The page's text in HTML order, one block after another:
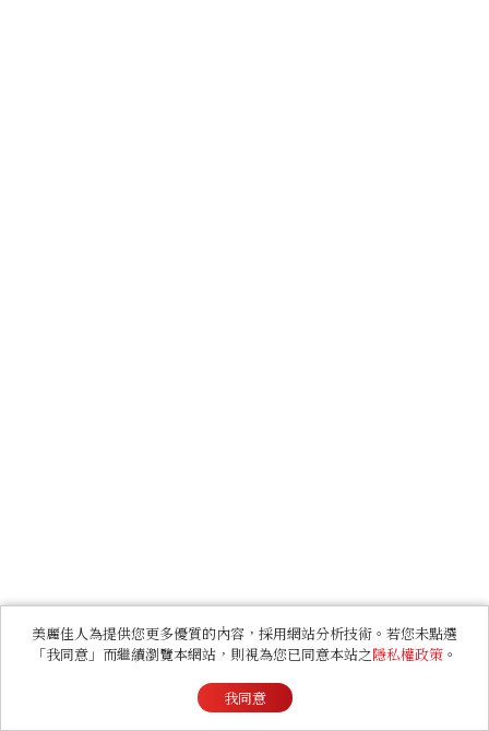
美麗佳人為提供您更多優質的內容，採用網站分析技術。若您未點選
「我同意」而繼續瀏覽本網站，則視為您已同意本站之隱私權政策 。
我同意